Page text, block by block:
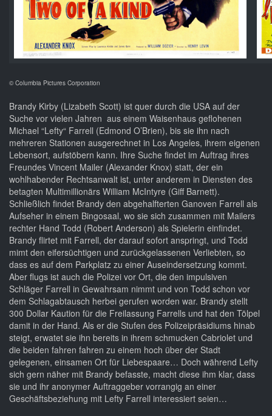
© Columbia Pictures Corporation
Brandy Kirby (Lizabeth Scott) ist quer durch die USA auf der
Suche vor vielen Jahren aus einem Waisenhaus geflohenen
Michael “Lefty“ Farrell (Edmond O’Brien), bis sie ihn nach
mehreren Stationen ausgerechnet in Los Angeles, ihrem eigenen
Lebensort, aufstöbern kann. Ihre Suche findet im Auftrag ihres
Freundes Vincent Mailer (Alexander Knox) statt, der ein
wohlhabender Rechtsanwalt ist, unter anderem in Diensten des
betagten Multimillionärs William McIntyre (Giff Barnett).
Schließlich findet Brandy den abgehalfterten Ganoven Farrell als
Aufseher in einem Bingosaal, wo sie sich zusammen mit Mailers
rechter Hand Todd (Robert Anderson) als Spielerin einfindet.
Brandy flirtet mit Farrell, der darauf sofort anspringt, und Todd
mimt den eifersüchtigen und zurückgelassenen Verliebten, so
dass es auf dem Parkplatz zu einer Auseindersetzung kommt.
Aber flugs ist auch die Polizei vor Ort, die den impulsiven
Schläger Farrell in Gewahrsam nimmt und von Todd schon vor
dem Schlagabtausch herbei gerufen worden war. Brandy stellt
300 Dollar Kaution für die Freilassung Farrells und hat den Tölpel
damit in der Hand. Als er die Stufen des Polizeipräsidiums hinab
steigt, erwatet sie ihn bereits in ihrem schmucken Cabriolet und
die beiden fahren fahren zu einem hoch über der Stadt
gelegenen, einsamen Ort für Liebespaare… Doch während Lefty
sich gern näher mit Brandy befasste, macht diese ihm klar, dass
sie und ihr anonymer Auftraggeber vorrangig an einer
Geschäftsbeziehung mit Lefty Farrell interessiert seien…